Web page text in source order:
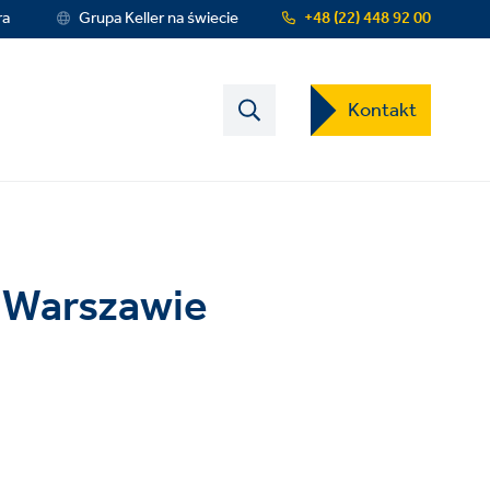
+48 (22) 448 92 00
Grupa Keller na świecie
Contact
US
Dropdown
Kontakt